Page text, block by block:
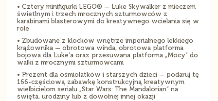
• Cztery minifigurki LEGO® — Luke Skywalker z mieczem
świetlnym i trzech mrocznych szturmowców z
karabinami blasterowymi do kreatywnego wcielania się w
role
• Zbudowane z klocków wnętrze imperialnego lekkiego
krążownika — obrotowa winda, obrotowa platforma
bojowa dla Luke’a oraz przesuwana platforma „Mocy” do
walki z mrocznymi szturmowcami
• Prezent dla ośmiolatków i starszych dzieci — podaruj tę
166-częściową zabawkę konstrukcyjną kreatywnym
wielbicielom serialu „Star Wars: The Mandalorian” na
święta, urodziny lub z dowolnej innej okazji